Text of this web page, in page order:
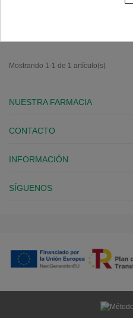
Mostrando 1-1 de 1 artículo(s)
NUESTRA FARMACIA
CONTACTO
INFORMACIÓN
SÍGUENOS